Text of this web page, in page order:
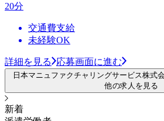
20分
交通費支給
未経験OK
詳細を見る 応募画面に進む
日本マニュファクチャリングサービス株式
他の求人を見る
新着